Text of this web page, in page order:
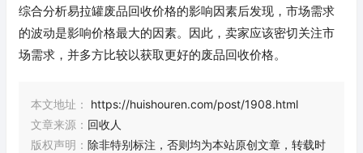
综合分析易拉罐废品回收价格的影响因素后发现，市场需求
的波动是影响价格最大的因素。因此，卖家应该密切关注市
场需求，并多方比较以获取更好的废品回收价格。
本文地址：
https://huishouren.com/post/1908.html
文章来源： 回收人
版权声明： 除非特别标注，否则均为本站原创文章，转载时